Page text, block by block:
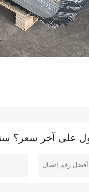
على آخر سعر؟